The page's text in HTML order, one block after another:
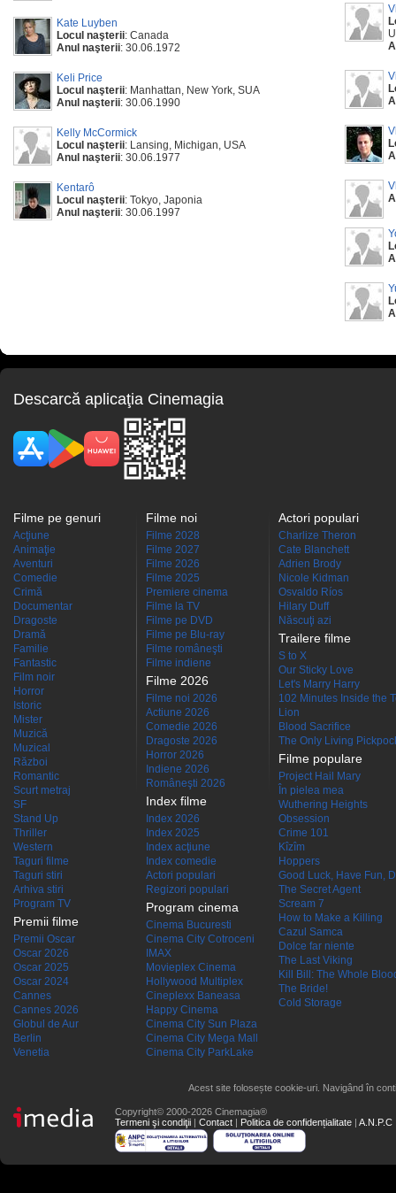
Kate Luyben
Locul naşterii: Canada
Anul naşterii: 30.06.1972
Keli Price
Locul naşterii: Manhattan, New York, SUA
Anul naşterii: 30.06.1990
Kelly McCormick
Locul naşterii: Lansing, Michigan, USA
Anul naşterii: 30.06.1977
Kentarô
Locul naşterii: Tokyo, Japonia
Anul naşterii: 30.06.1997
Descarcă aplicaţia Cinemagia
Filme pe genuri
Acţiune
Animaţie
Aventuri
Comedie
Crimă
Documentar
Dragoste
Dramă
Familie
Fantastic
Film noir
Horror
Istoric
Mister
Muzică
Muzical
Război
Romantic
Scurt metraj
SF
Stand Up
Thriller
Western
Taguri filme
Taguri stiri
Arhiva stiri
Program TV
Premii filme
Premii Oscar
Oscar 2026
Oscar 2025
Oscar 2024
Cannes
Cannes 2026
Globul de Aur
Berlin
Venetia
Filme noi
Filme 2028
Filme 2027
Filme 2026
Filme 2025
Premiere cinema
Filme la TV
Filme pe DVD
Filme pe Blu-ray
Filme româneşti
Filme indiene
Filme 2026
Filme noi 2026
Actiune 2026
Comedie 2026
Dragoste 2026
Horror 2026
Indiene 2026
Româneşti 2026
Index filme
Index 2026
Index 2025
Index acţiune
Index comedie
Actori populari
Regizori populari
Program cinema
Cinema Bucuresti
Cinema City Cotroceni
IMAX
Movieplex Cinema
Hollywood Multiplex
Cineplexx Baneasa
Happy Cinema
Cinema City Sun Plaza
Cinema City Mega Mall
Cinema City ParkLake
Actori populari
Charlize Theron
Cate Blanchett
Adrien Brody
Nicole Kidman
Osvaldo Ríos
Hilary Duff
Născuţi azi
Trailere filme
S to X
Our Sticky Love
Let's Marry Harry
102 Minutes Inside the
Lion
Blood Sacrifice
The Only Living
Filme populare
Project Hail Mary
În pielea mea
Wuthering Heights
Obsession
Crime 101
Kîzîm
Hoppers
Good Luck, Have Fun,
The Secret Agent
Scream 7
How to Make a Killing
Cazul Samca
Dolce far niente
The Last Viking
Kill Bill: The Whole
The Bride!
Cold Storage
Acest site folosește cookie-uri. Navigând în
Copyright© 2000-2026 Cinemagia®
Termeni şi condiţii | Contact | Politica de confidențialitate | A.N.P.C